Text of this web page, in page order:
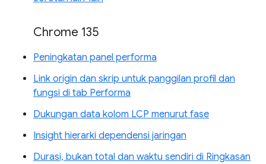
Chrome 135
Peningkatan panel performa
Link origin dan skrip untuk panggilan profil dan
fungsi di tab Performa
Dukungan data kolom LCP menurut fase
Insight hierarki dependensi jaringan
Durasi, bukan total dan waktu sendiri di Ringkasan